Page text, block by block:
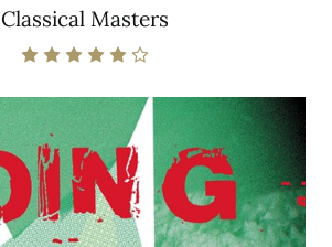
Classical Masters